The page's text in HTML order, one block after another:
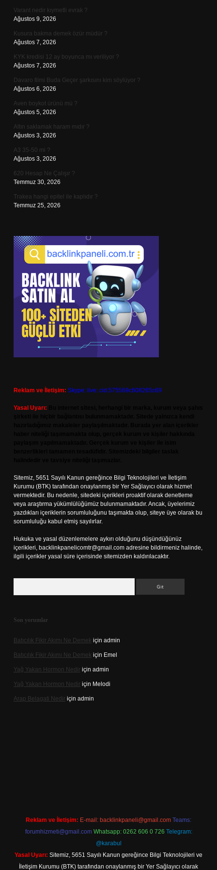
Varant nedir kıymetli evrak ?
Ağustos 9, 2026
Kusura bakma demek özür müdür ?
Ağustos 7, 2026
KYK kredisi 12 ay boyunca mı veriliyor ?
Ağustos 7, 2026
Davaro filmi Buda Geçer şarkısını kim söylüyor ?
Ağustos 6, 2026
Aven boykot ürünü mü ?
Ağustos 5, 2026
Altın saklamak haram mıdır ?
Ağustos 3, 2026
A3 35-50 mi ?
Ağustos 3, 2026
620 Hesap Ne Çalışır ?
Temmuz 30, 2026
Trakea hangi epitel ile kaplıdır ?
Temmuz 25, 2026
Reklam ve İletişim: Skype: live:.cid.575569c608265c69
Yasal Uyarı:
Sitemiz, 5651 Sayılı Kanun gereğince Bilgi Teknolojileri ve İletişim
Kurumu (BTK) tarafından onaylanmış bir Yer Sağlayıcı olarak hizmet
vermektedir. Bu nedenle, sitedeki içerikleri proaktif olarak denetleme
veya araştırma yükümlülüğümüz bulunmamaktadır. Ancak, üyelerimiz
yazdıkları içeriklerin sorumluluğunu taşımakta olup, siteye üye olarak bu
sorumluluğu kabul etmiş sayılırlar.
Hukuka ve yasal düzenlemelere aykırı olduğunu düşündüğünüz
içerikleri, backlinkpanelicomtr@gmail.com adresine bildirmeniz halinde,
ilgili içerikler yasal süre içerisinde sitemizden kaldırılacaktır.
Son yorumlar
Batıcılık Fikir Akımı Ne Demek için admin
Batıcılık Fikir Akımı Ne Demek için Emel
Yağ Yakan Hormon Nedir için admin
Yağ Yakan Hormon Nedir için Melodi
Arap Belagati Nedir için admin
Reklam ve İletişim: E-mail: backlinkpaneli@gmail.com Teams:
forumhizmeti@gmail.com Whatsapp: 0262 606 0 726 Telegram:
@karabul
Yasal Uyarı: Sitemiz, 5651 Sayılı Kanun gereğince Bilgi Teknolojileri ve
İletişim Kurumu (BTK) tarafından onaylanmış bir Yer Sağlayıcı olarak